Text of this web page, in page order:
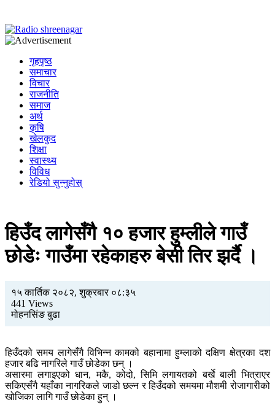
गृहपृष्ठ
समाचार
विचार
राजनीति
समाज
अर्थ
कृषि
खेलकुद
शिक्षा
स्वास्थ्य
विविध
रेडियो सुन्नुहोस्
हिउँद लागेसँगै १० हजार हुम्लीले गाउँ
छोडेः गाउँमा रहेकाहरु बेसी तिर झर्दै ।
१५ कार्तिक २०८२, शुक्रबार ०८:३५
441 Views
मोहनसिंङ बुढा
हिउँदको समय लागेसँगै विभिन्न कामको बहानामा हुम्लाको दक्षिण क्षेत्रका दश
हजार बढि नागरिले गाउँ छोडेका छन् ।
असारमा लगाइएको धान, मकै, कोदो, सिमि लगायतको बर्खे बाली भित्राएर
सकिएसँगै यहाँका नागरिकले जाडो छल्न र हिउँदको समयमा मौशमी रोजागारीको
खोजिका लागि गाउँ छोडेका हुन् ।